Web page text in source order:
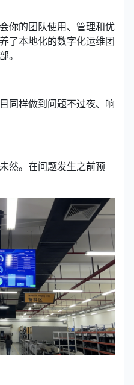
你的团队使用、管理和优
了本地化的数字化运维团
。
同样做到问题不过夜、响
然。在问题发生之前预